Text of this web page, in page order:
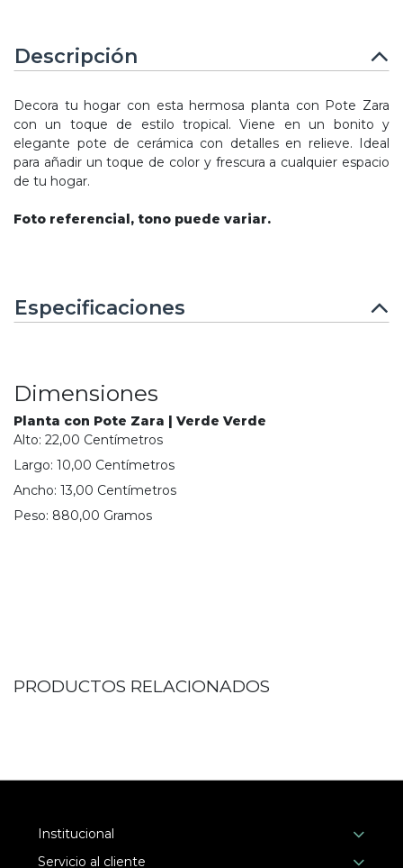
Descripción
Decora tu hogar con esta hermosa planta con Pote Zara
con un toque de estilo tropical. Viene en un bonito y
elegante pote de cerámica con detalles en relieve. Ideal
para añadir un toque de color y frescura a cualquier espacio
de tu hogar.
Foto referencial, tono puede variar.
Especificaciones
Dimensiones
Planta con Pote Zara | Verde Verde
Alto: 22,00 Centímetros
Largo: 10,00 Centímetros
Ancho: 13,00 Centímetros
Peso: 880,00 Gramos
PRODUCTOS RELACIONADOS
Institucional
Servicio al cliente